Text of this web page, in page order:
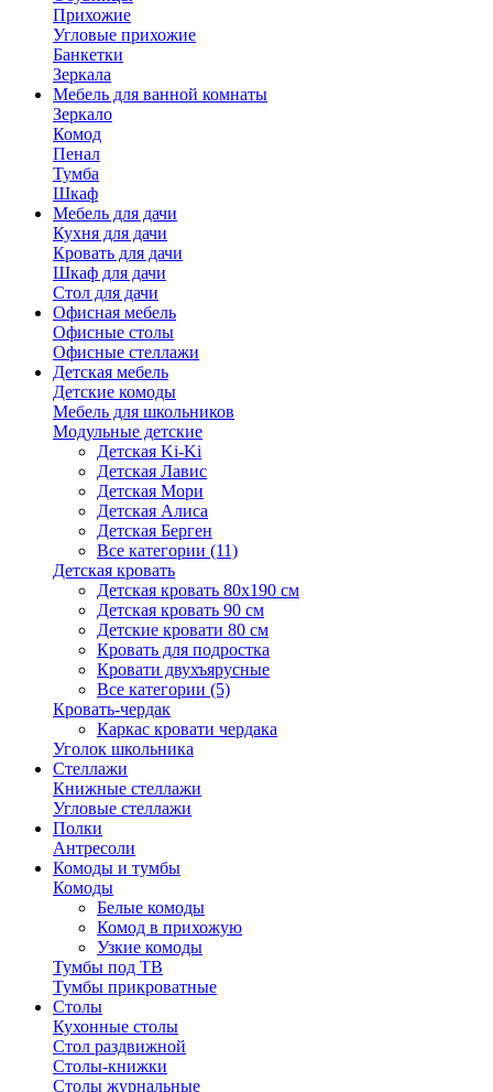
Прихожие
Угловые прихожие
Банкетки
Зеркала
Мебель для ванной комнаты
Зеркало
Комод
Пенал
Тумба
Шкаф
Мебель для дачи
Кухня для дачи
Кровать для дачи
Шкаф для дачи
Стол для дачи
Офисная мебель
Офисные столы
Офисные стеллажи
Детская мебель
Детские комоды
Мебель для школьников
Модульные детские
Детская Ki-Ki
Детская Лавис
Детская Мори
Детская Алиса
Детская Берген
Все категории (11)
Детская кровать
Детская кровать 80х190 см
Детская кровать 90 см
Детские кровати 80 см
Кровать для подростка
Кровати двухъярусные
Все категории (5)
Кровать-чердак
Каркас кровати чердака
Уголок школьника
Стеллажи
Книжные стеллажи
Угловые стеллажи
Полки
Антресоли
Комоды и тумбы
Комоды
Белые комоды
Комод в прихожую
Узкие комоды
Тумбы под ТВ
Тумбы прикроватные
Столы
Кухонные столы
Стол раздвижной
Столы-книжки
Столы журнальные